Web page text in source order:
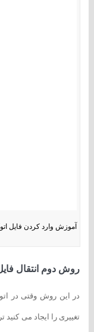
آموزش وارد کردن فایل
روش دوم انتقال
در این روش وقتی در
تغییری را ایجاد می